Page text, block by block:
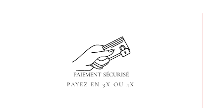
PAIEMENT SÉCURISÉ
PAYEZ EN 3X OU 4X